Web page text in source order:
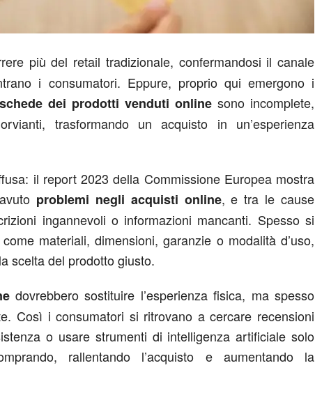
più del retail tradizionale, confermandosi il canale
i consumatori. Eppure, proprio qui emergono i
schede dei prodotti venduti online sono incomplete,
trasformando un acquisto in un’esperienza
il report 2023 della Commissione Europea mostra
problemi negli acquisti online, e tra le cause
ingannevoli o informazioni mancanti. Spesso si
materiali, dimensioni, garanzie o modalità d’uso,
scelta del prodotto giusto.
dovrebbero sostituire l’esperienza fisica, ma spesso
Così i consumatori si ritrovano a cercare recensioni
o usare strumenti di intelligenza artificiale solo
rallentando l’acquisto e aumentando la